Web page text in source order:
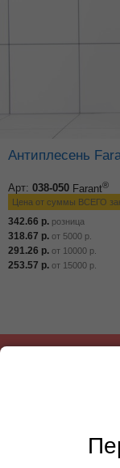
Антиплесень
Арт: 038-050 Farant®
Цена от суммы ВСЕГО
342.66 р. розница
318.67 р. от 5000 р.
291.26 р. от 10000 р.
253.57 р. от 15000 р.